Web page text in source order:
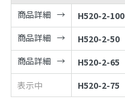
商品詳細
H520-2-100
商品詳細
H520-2-50
商品詳細
H520-2-65
表示中
H520-2-75